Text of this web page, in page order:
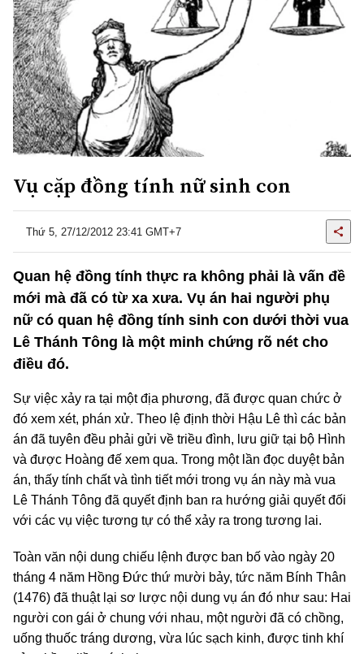
Vụ cặp đồng tính nữ sinh con
Thứ 5, 27/12/2012 23:41 GMT+7
Quan hệ đồng tính thực ra không phải là vấn đề
mới mà đã có từ xa xưa. Vụ án hai người phụ
nữ có quan hệ đồng tính sinh con dưới thời vua
Lê Thánh Tông là một minh chứng rõ nét cho
điều đó.
Sự việc xảy ra tại một địa phương, đã được quan chức ở
đó xem xét, phán xử. Theo lệ định thời Hậu Lê thì các bản
án đã tuyên đều phải gửi về triều đình, lưu giữ tại bộ Hình
và được Hoàng đế xem qua. Trong một lần đọc duyệt bản
án, thấy tính chất và tình tiết mới trong vụ án này mà vua
Lê Thánh Tông đã quyết định ban ra hướng giải quyết đối
với các vụ việc tương tự có thể xảy ra trong tương lai.
Toàn văn nội dung chiếu lệnh được ban bố vào ngày 20
tháng 4 năm Hồng Đức thứ mười bảy, tức năm Bính Thân
(1476) đã thuật lại sơ lược nội dung vụ án đó như sau: Hai
người con gái ở chung với nhau, một người đã có chồng,
uống thuốc tráng dương, vừa lúc sạch kinh, được tinh khí